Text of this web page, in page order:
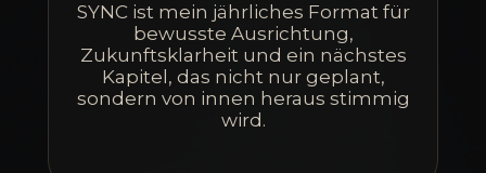
SYNC ist mein jährliches Format für
bewusste Ausrichtung,
Zukunftsklarheit und ein nächstes
Kapitel, das nicht nur geplant,
sondern von innen heraus stimmig
wird.